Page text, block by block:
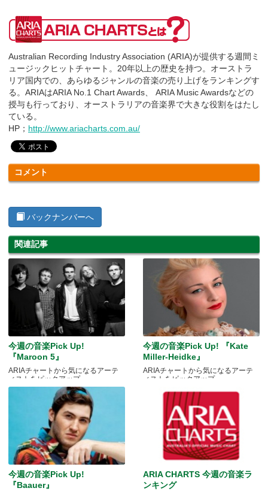
Australian Recording Industry Association (ARIA)が提供する週間ミ
ュージックヒットチャート。20年以上の歴史を持つ。オーストラ
リア国内での、あらゆるジャンルの音楽の売り上げをランキングす
る。ARIAはARIA No.1 Chart Awards、 ARIA Music Awardsなどの
授与も行っており、オーストラリアの音楽界で大きな役割をはたし
ている。
HP； http://www.ariacharts.com.au/
コメント
バックナンバーへ
関連記事
今週の音楽Pick Up!
『Maroon 5』
ARIAチャートから気になるアーテ
ィストをピックアップ
今週の音楽Pick Up! 『Kate
Miller-Heidke』
ARIAチャートから気になるアーテ
ィストをピックアップ
今週の音楽Pick Up!
『Baauer』
ARIA CHARTS 今週の音楽ラ
ンキング